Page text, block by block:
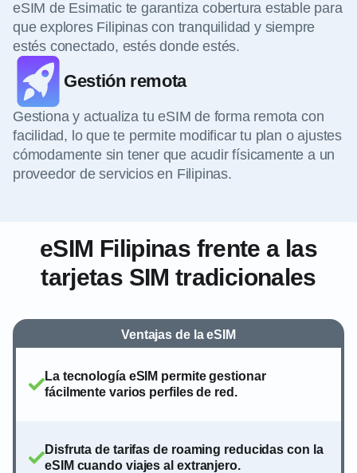
eSIM de Esimatic te garantiza cobertura estable para
que explores Filipinas con tranquilidad y siempre
estés conectado, estés donde estés.
Gestión remota
Gestiona y actualiza tu eSIM de forma remota con
facilidad, lo que te permite modificar tu plan o ajustes
cómodamente sin tener que acudir físicamente a un
proveedor de servicios en Filipinas.
eSIM Filipinas frente a las
tarjetas SIM tradicionales
Ventajas de la eSIM
La tecnología eSIM permite gestionar
fácilmente varios perfiles de red.
Disfruta de tarifas de roaming reducidas con la
eSIM cuando viajes al extranjero.